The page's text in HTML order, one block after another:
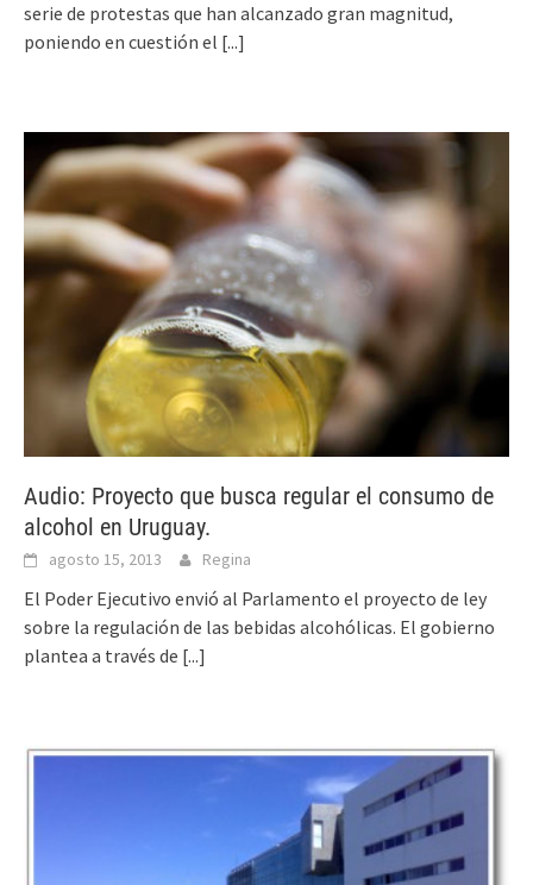
serie de protestas que han alcanzado gran magnitud,
poniendo en cuestión el [...]
Audio: Proyecto que busca regular el consumo de
alcohol en Uruguay.
agosto 15, 2013 Regina
El Poder Ejecutivo envió al Parlamento el proyecto de ley
sobre la regulación de las bebidas alcohólicas. El gobierno
plantea a través de [...]